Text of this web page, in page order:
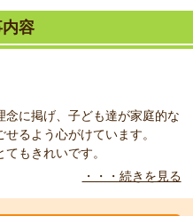
容
念に掲げ、子ども達が家庭的な
るよう心がけています。
もきれいです。
・・・続きを見る